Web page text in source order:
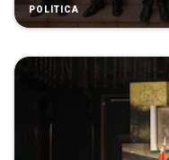
POLÍTICA